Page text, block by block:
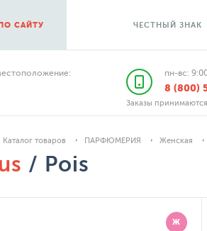
САЙТУ ЧЕСТНЫЙ ЗНАК
пн-вс:
8 (800)
Заказы
Каталог товаров ПАРФЮМЕРИЯ Женская
/ Pois
Ж